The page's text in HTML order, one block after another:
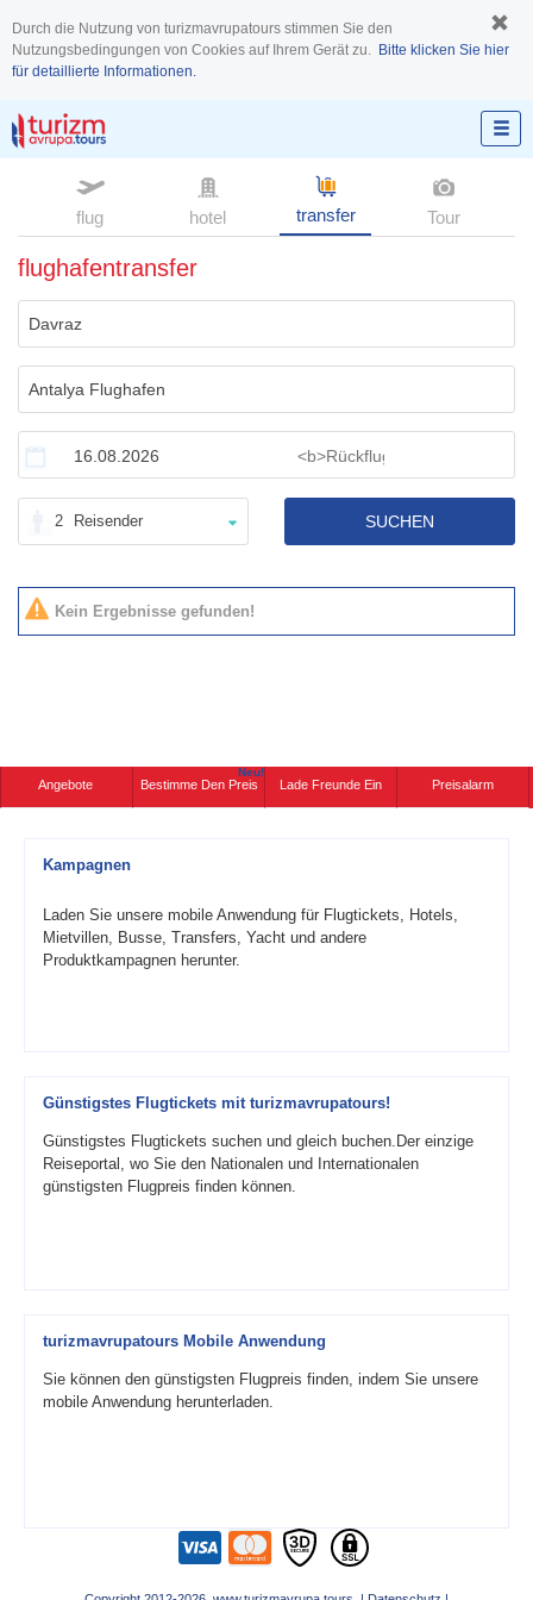
Durch die Nutzung von turizmavrupatours stimmen Sie den
Nutzungsbedingungen von Cookies auf Ihrem Gerät zu. Bitte klicken Sie hier
für detaillierte Informationen.
flug hotel transfer Tour
flughafentransfer
2 Reisender SUCHEN
Kein Ergebnisse gefunden!
Angebote Bestimme Den Preis
Neu!
Lade Freunde Ein Preisalarm
Kampagnen
Laden Sie unsere mobile Anwendung für Flugtickets, Hotels,
Mietvillen, Busse, Transfers, Yacht und andere
Produktkampagnen herunter.
Günstigstes Flugtickets mit turizmavrupatours!
Günstigstes Flugtickets suchen und gleich buchen.Der einzige
Reiseportal, wo Sie den Nationalen und Internationalen
günstigsten Flugpreis finden können.
turizmavrupatours Mobile Anwendung
Sie können den günstigsten Flugpreis finden, indem Sie unsere
mobile Anwendung herunterladen.